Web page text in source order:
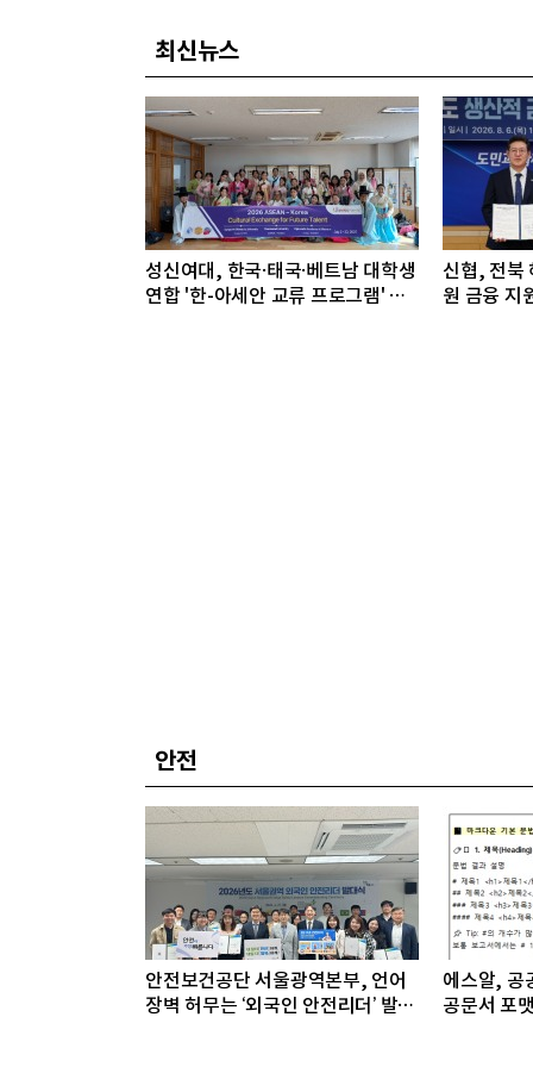
최신뉴스
성신여대, 한국·태국·베트남 대학생
연합 '한-아세안 교류 프로그램' 마
신협, 전북
원 금융 지
안전
안전보건공단 서울광역본부, 언어
장벽 허무는 ‘외국인 안전리더’ 발대
에스알, 공
공문서 포